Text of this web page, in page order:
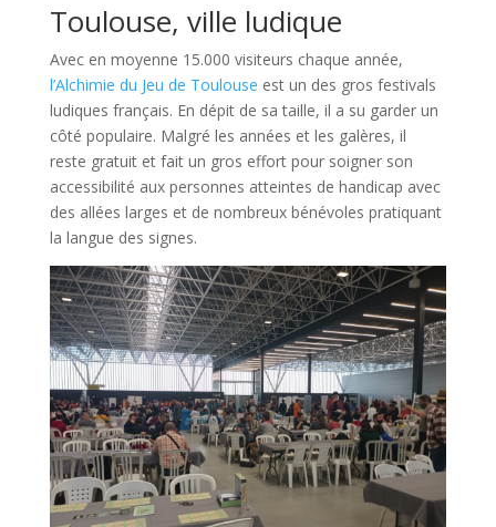
Toulouse, ville ludique
Avec en moyenne 15.000 visiteurs chaque année,
l’Alchimie du Jeu de Toulouse est un des gros festivals
ludiques français. En dépit de sa taille, il a su garder un
côté populaire. Malgré les années et les galères, il
reste gratuit et fait un gros effort pour soigner son
accessibilité aux personnes atteintes de handicap avec
des allées larges et de nombreux bénévoles pratiquant
la langue des signes.